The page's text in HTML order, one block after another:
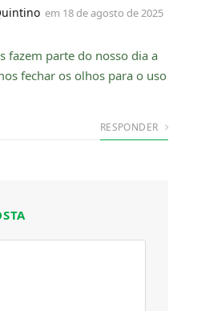
em 18 de agosto de 2025
fazem parte do nosso dia a
fechar os olhos para o uso
RESPONDER